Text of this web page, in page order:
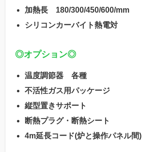
加熱長 180/300/450/600/mm
シリコンカーバイト熱電対
◎オプション◎
温度調節器 各種
不活性ガス用パッケージ
縦型置きサポート
断熱プラグ・断熱シート
4m延長コード(炉と操作パネル間)